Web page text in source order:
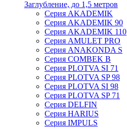
Заглубление, до 1,5 метров
Серия AKADEMIK
Серия AKADEMIK 90
Серия AKADEMIK 110
Серия AMULET PRO
Серия ANAKONDA S
Серия COMBEK B
Серия PLOTVA SI 71
Серия PLOTVA SP 98
Серия PLOTVA SI 98
Серия PLOTVA SP 71
Серия DELFIN
Серия HARIUS
Серия IMPULS